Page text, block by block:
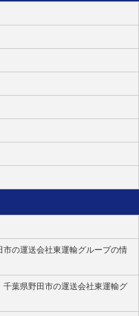
市の運送会社東運輸グループの情
千葉県野田市の運送会社東運輸グ